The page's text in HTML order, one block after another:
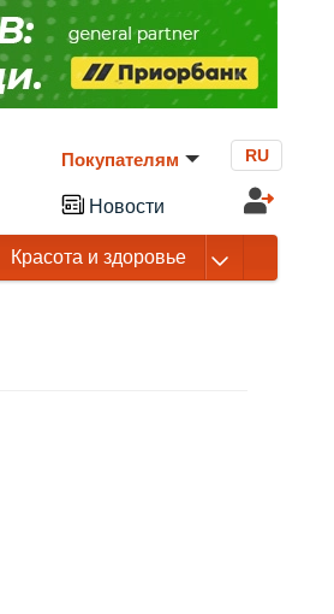
Покупателям
Новости
RU
Красота и здоровье